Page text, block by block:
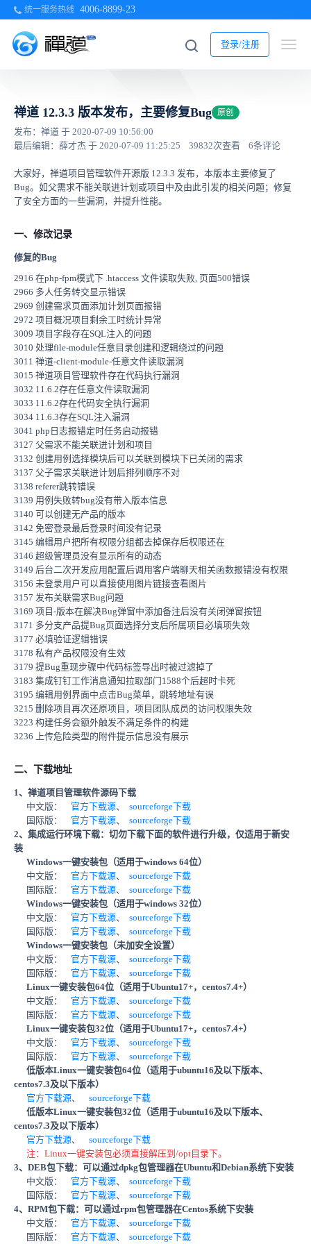
统一服务热线 4006-8899-23
登录/注册
禅道 12.3.3 版本发布，主要修复Bug 原创
发布：禅道 于 2020-07-09 10:56:00
最后编辑：薛才杰 于 2020-07-09 11:25:25
39832次查看 6条评论
大家好，禅道项目管理软件开源版 12.3.3 发布，本版本主要修复了
Bug。如父需求不能关联进计划或项目中及由此引发的相关问题；修复
了安全方面的一些漏洞，并提升性能。
一、修改记录
修复的Bug
2916 在php-fpm模式下 .htaccess 文件读取失败, 页面500错误
2966 多人任务转交显示错误
2969 创建需求页面添加计划页面报错
2972 项目概况项目剩余工时统计异常
3009 项目字段存在SQL注入的问题
3010 处理file-module任意目录创建和逻辑绕过的问题
3011 禅道-client-module-任意文件读取漏洞
3015 禅道项目管理软件存在代码执行漏洞
3032 11.6.2存在任意文件读取漏洞
3033 11.6.2存在代码安全执行漏洞
3034 11.6.3存在SQL注入漏洞
3041 php日志报错定时任务启动报错
3127 父需求不能关联进计划和项目
3132 创建用例选择模块后可以关联到模块下已关闭的需求
3137 父子需求关联进计划后排列顺序不对
3138 referer跳转错误
3139 用例失败转bug没有带入版本信息
3140 可以创建无产品的版本
3142 免密登录最后登录时间没有记录
3145 编辑用户把所有权限分组都去掉保存后权限还在
3146 超级管理员没有显示所有的动态
3149 后台二次开发应用配置后调用客户端聊天相关函数报错没有权限
3156 未登录用户可以直接使用图片链接查看图片
3157 发布关联需求Bug问题
3169 项目-版本在解决Bug弹窗中添加备注后没有关闭弹窗按钮
3171 多分支产品提Bug页面选择分支后所属项目必填项失效
3177 必填验证逻辑错误
3178 私有产品权限没有生效
3179 提Bug重现步骤中代码标签导出时被过滤掉了
3183 集成钉钉工作消息通知拉取部门1588个后超时卡死
3195 编辑用例界面中点击Bug菜单，跳转地址有误
3215 删除项目再次还原项目，项目团队成员的访问权限失效
3223 构建任务会额外触发不满足条件的构建
3236 上传危险类型的附件提示信息没有展示
二、下载地址
1、禅道项目管理软件源码下载
中文版： 官方下载源、 sourceforge下载
国际版： 官方下载源、 sourceforge下载
2、集成运行环境下载：切勿下载下面的软件进行升级，仅适用于新安
装
Windows一键安装包（适用于windows 64位）
中文版： 官方下载源、 sourceforge下载
国际版： 官方下载源、 sourceforge下载
Windows一键安装包（适用于windows 32位）
中文版： 官方下载源、 sourceforge下载
国际版： 官方下载源、 sourceforge下载
Windows一键安装包（未加安全设置）
中文版： 官方下载源、 sourceforge下载
国际版： 官方下载源、 sourceforge下载
Linux一键安装包64位（适用于Ubuntu17+，centos7.4+）
中文版： 官方下载源、 sourceforge下载
国际版： 官方下载源、 sourceforge下载
Linux一键安装包32位（适用于Ubuntu17+，centos7.4+）
中文版： 官方下载源、 sourceforge下载
国际版： 官方下载源、 sourceforge下载
低版本Linux一键安装包64位（适用于ubuntu16及以下版本、
centos7.3及以下版本）
官方下载源、 sourceforge下载
低版本Linux一键安装包32位（适用于ubuntu16及以下版本、
centos7.3及以下版本）
官方下载源、 sourceforge下载
注：Linux一键安装包必须直接解压到/opt目录下。
3、DEB包下载：可以通过dpkg包管理器在Ubuntu和Debian系统下安装
中文版： 官方下载源、 sourceforge下载
国际版： 官方下载源、 sourceforge下载
4、RPM包下载：可以通过rpm包管理器在Centos系统下安装
中文版： 官方下载源、 sourceforge下载
国际版： 官方下载源、 sourceforge下载